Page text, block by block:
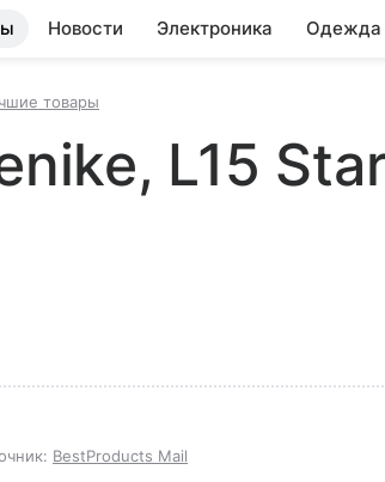
Новости Электроника Одежда
товары
L15
BestProducts Mail